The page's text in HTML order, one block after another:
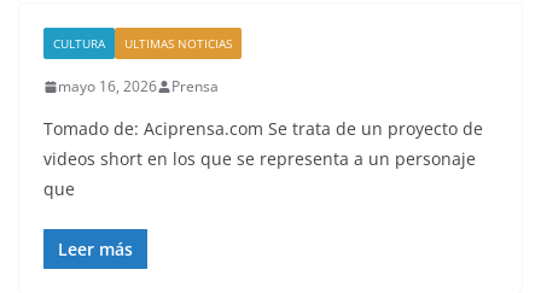
CULTURA ULTIMAS NOTICIAS
mayo 16, 2026 Prensa
Tomado de: Aciprensa.com Se trata de un proyecto de
videos short en los que se representa a un personaje
que
Leer más